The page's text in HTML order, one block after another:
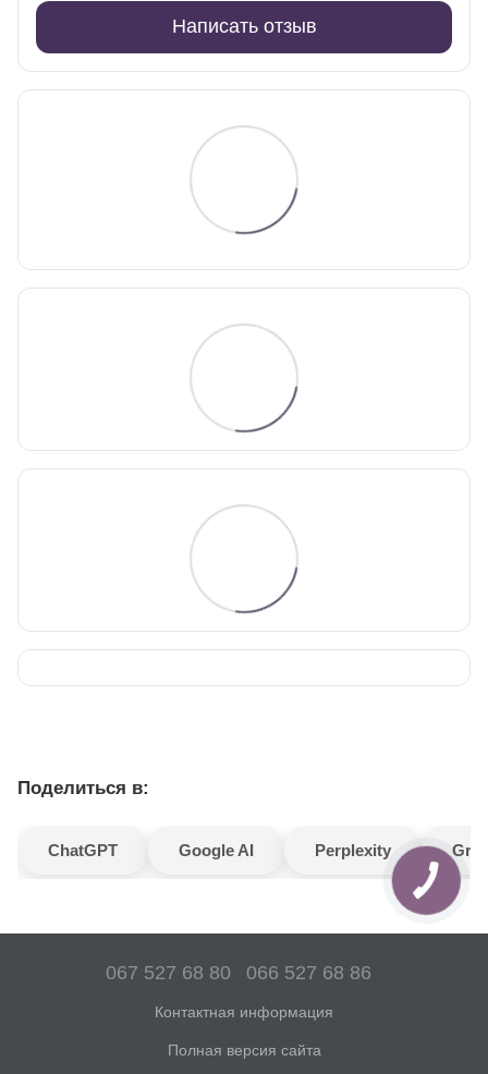
Написать отзыв
Поделиться в:
ChatGPT Google AI Perplexity
067 527 68 80 066 527 68 86
Контактная информация
Полная версия сайта